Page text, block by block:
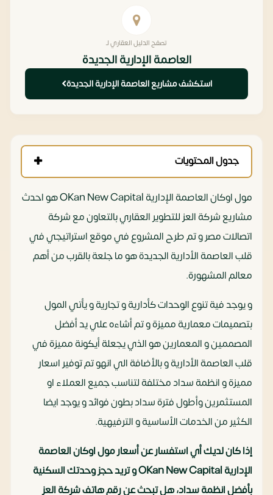
تصفح الدليل العقاري لـ
العاصمة الإدارية الجديدة
استكشف مشاريع العاصمة الإدارية الجديدة
جدول المحتويات
مول اوكان العاصمة الإدارية OKan New Capital هو احدث
مشاريع شركة العز للتطوير العقاري بالتعاون مع شركة
اتصالات مصر و تم طرح المشروع في موقع استراتيجي في
قلب العاصمة الأدارية الجديدة هو ما جلعة بالقرب من أهم
معالم المشهورة.
و يوجد فية تنوع الوحدات كأدارية و تجارية و يأتي المول
بتصميمات معمارية مميزة و تم أشاءه علي يد أفضل
المصممين و المعمارين هو الذي يجعلة أيكونة مميزة في
قلب العاصمة الأدارية و بالأضافة الي انهو تم توفير اسعار
مميزة و انظمة سداد مختلفة لتناسب جميع العملاء او
المستثمرين وأطول فترة سداد بطون فوائد و يوجد ايضا
الكثير من الخدمات الأساسية و الترفيهية.
إذا كان لديك أي استفسار عن أسعار مول اوكان العاصمة
الإدارية OKan New Capital و تريد حجز وحدتك السكنية
بأفضل انظمة سداد، هل تبحث عن رقم هاتف شركة العز